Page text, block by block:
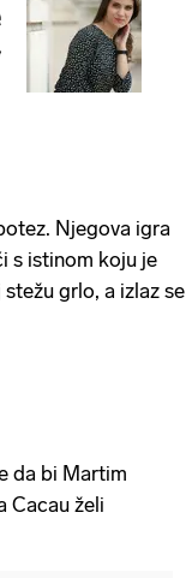
Njegova igra
s istinom koju je
grlo, a izlaz se
da bi Martim
Cacau želi